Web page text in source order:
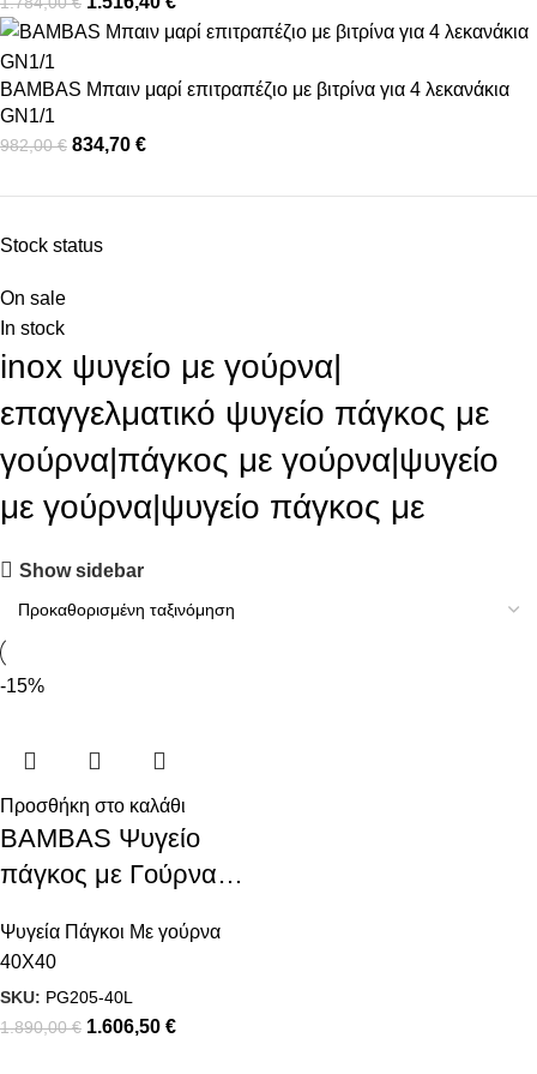
BAMBAS Μπαιν μαρί επιτραπέζιο με βιτρίνα για 4 λεκανάκια
GN1/1
982,00€ 834,70 €
Stock status
On sale
In stock
inox ψυγείο με γούρνα|
επαγγελματικό ψυγείο πάγκος με
γούρνα|πάγκος με γούρνα|ψυγείο
με γούρνα|ψυγείο πάγκος με
Show sidebar
-15%
Προσθήκη στο καλάθι
BAMBAS Ψυγείο
πάγκος με Γούρνα
Ψυγεία Πάγκοι Με γούρνα
40Χ40
SKU: PG205-40L
1.890,00€ 1.606,50 €